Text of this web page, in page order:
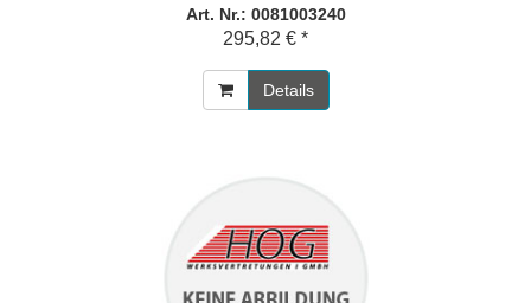
Art. Nr.: 0081003240
295,82 € *
Details